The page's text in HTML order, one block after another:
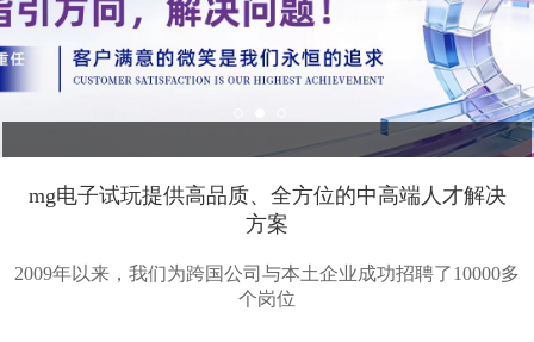
mg电子试玩提供高品质、全方位的中高端人才解决
方案
2009年以来，我们为跨国公司与本土企业成功招聘了10000多
个岗位